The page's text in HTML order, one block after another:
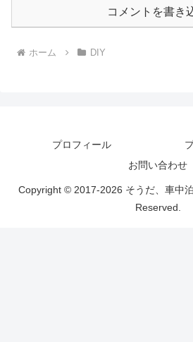
コメントを書き
ホーム DIY
プロフィール
お問い合わせ
Copyright © 2017-2026 そうだ、車中
Reserved.